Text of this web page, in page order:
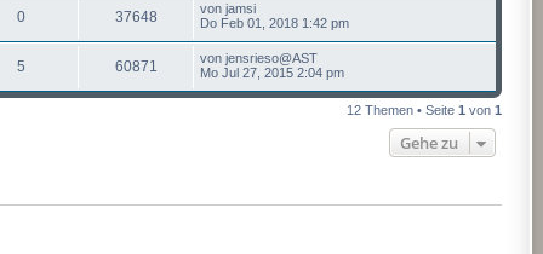
0 37648 vonjamsi
Do Feb 01, 2018 1:42 pm
5 60871 vonjensrieso@AST
Mo Jul 27, 2015 2:04 pm
12 Themen • Seite1 von1
Gehe zu